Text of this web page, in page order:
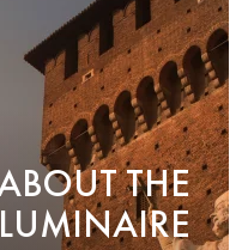
THE
LUMINAIRE